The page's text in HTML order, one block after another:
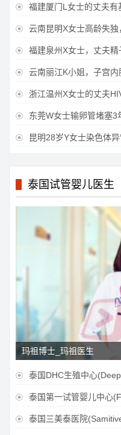
 福建厦门L女士的丈夫
 云南昆明X女士高龄失
 福建泉州X女士，丈夫
 云南丽江K小姐，子宫
 浙江温州X女士的丈夫
 东莞W女士输卵管堵塞
 昆明28岁Y女士染色体
泰国试管婴儿医生
玛祖博士_玛祖医生
 泰国DHC生殖中心
 泰国第一试管婴儿中心
 泰国三美泰医院